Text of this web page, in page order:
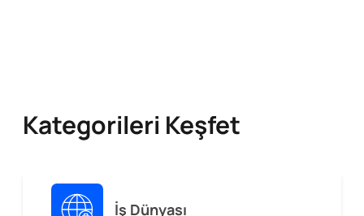
Kategorileri Keşfet
İş Dünyası